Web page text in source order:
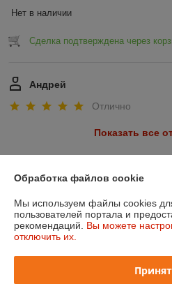
Нет в наличии
Сделка подтверждена через
Андрей
Отлично
Показать все
О нас
Контакты
Обработка файлов cookie
Мы используем файлы cookies
пользователей портала и
рекомендаций. Вы можете
отключить их.